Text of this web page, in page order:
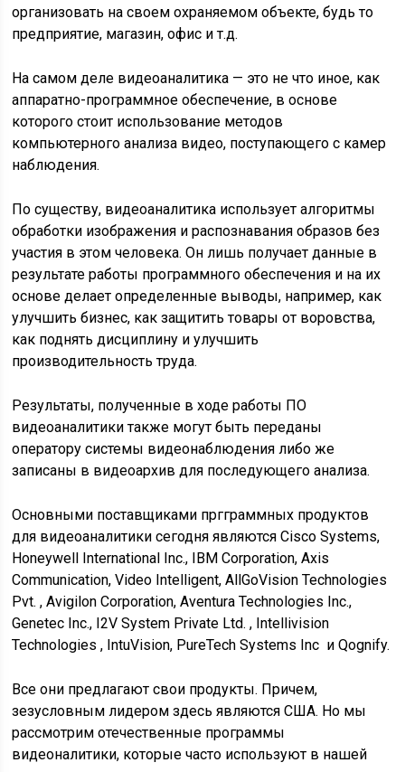
организовать на своем охраняемом объекте, будь то
предприятие, магазин, офис и т.д.
На самом деле видеоаналитика — это не что иное, как
аппаратно-программное обеспечение, в основе
которого стоит использование методов
компьютерного анализа видео, поступающего с камер
наблюдения.
По существу, видеоаналитика использует алгоритмы
обработки изображения и распознавания образов без
участия в этом человека. Он лишь получает данные в
результате работы программного обеспечения и на их
основе делает определенные выводы, например, как
улучшить бизнес, как защитить товары от воровства,
как поднять дисциплину и улучшить
производительность труда.
Результаты, полученные в ходе работы ПО
видеоаналитики также могут быть переданы
оператору системы видеонаблюдения либо же
записаны в видеоархив для последующего анализа.
Основными поставщиками пргграммных продуктов
для видеоаналитики сегодня являются Cisco Systems,
Honeywell International Inc., IBM Corporation, Axis
Communication, Video Intelligent, AllGoVision Technologies
Pvt. , Avigilon Corporation, Aventura Technologies Inc.,
Genetec Inc., I2V System Private Ltd. , Intellivision
Technologies , IntuVision, PureTech Systems Inc и Qognify.
Все они предлагают свои продукты. Причем,
зезусловным лидером здесь являются США. Но мы
рассмотрим отечественные программы
видеоналитики, которые часто используют в нашей